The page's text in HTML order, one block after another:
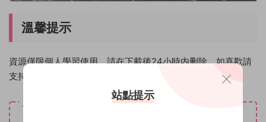
溫馨提示
資源僅限個人學習使用，請在下載後24小時内删除。如喜歡請
支持原創作者！
資源下載
站點提示